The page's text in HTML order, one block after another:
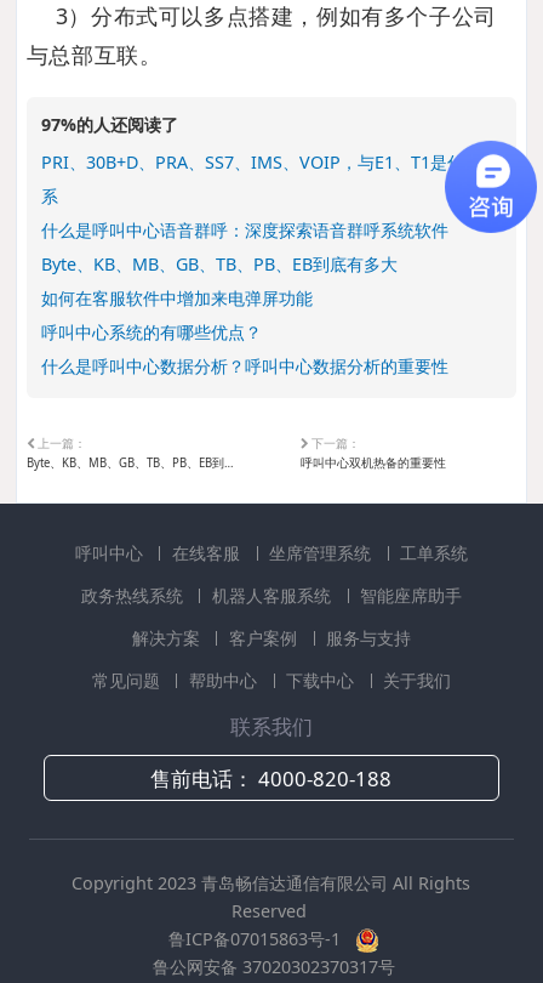
3）分布式可以多点搭建，例如有多个子公司
与总部互联。
97%的人还阅读了
PRI、30B+D、PRA、SS7、IMS、VOIP，与E1、T1是什么关
系
什么是呼叫中心语音群呼：深度探索语音群呼系统软件
Byte、KB、MB、GB、TB、PB、EB到底有多大
如何在客服软件中增加来电弹屏功能
呼叫中心系统的有哪些优点？
什么是呼叫中心数据分析？呼叫中心数据分析的重要性
上一篇：
Byte、KB、MB、GB、TB、PB、EB到底有多大
下一篇：
呼叫中心双机热备的重要性
呼叫中心 在线客服 坐席管理系统
工单系统
政务热线系统
机器人客服系统
智能座席助手
解决方案
客户案例
服务与支持
常见问题
帮助中心 下载中心 关于我们
联系我们
售前电话：4000-820-188
Copyright 2023 青岛畅信达通信有限公司 All Rights
Reserved
鲁ICP备07015863号-1
鲁公网安备 37020302370317号